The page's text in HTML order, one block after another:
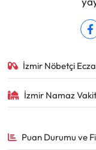
İzmir Nöbetçi
İzmir Namaz
Puan Durumu ve